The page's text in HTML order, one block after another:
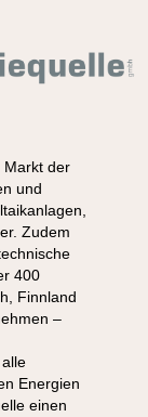
Markt der
und
Zudem
400
Finnland
–
Energien
einen